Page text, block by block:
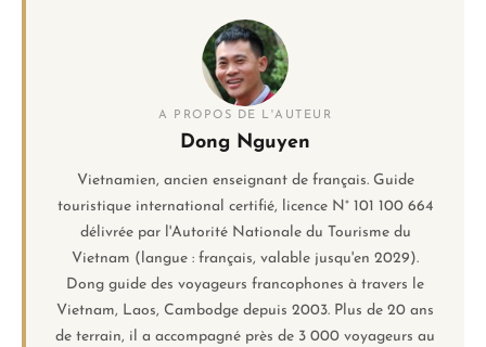
A PROPOS DE L'AUTEUR
Dong Nguyen
Vietnamien, ancien enseignant de français. Guide
touristique international certifié, licence N° 101 100 664
délivrée par l'Autorité Nationale du Tourisme du
Vietnam (langue : français, valable jusqu'en 2029).
Dong guide des voyageurs francophones à travers le
Vietnam, Laos, Cambodge depuis 2003. Plus de 20 ans
de terrain, il a accompagné près de 3 000 voyageurs au